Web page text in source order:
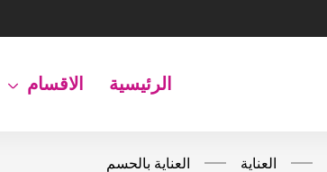
الرئيسية الاقسام
العناية العناية بالحسم